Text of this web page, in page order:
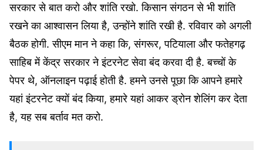
सरकार से बात करो और शांति रखो. किसान संगठन से भी शांति
रखने का आश्वासन लिया है, उन्होंने शांति रखी है. रविवार को अगली
बैठक होगी. सीएम मान ने कहा कि, संगरूर, पटियाला और फतेहगढ़
साहिब में केंद्र सरकार ने इंटरनेट सेवा बंद करवा दी है. बच्चों के
पेपर थे, ऑनलाइन पढ़ाई होती है. हमने उनसे पूछा कि आपने हमारे
यहां इंटरनेट क्यों बंद किया, हमारे यहां आकर ड्रोन शेलिंग कर देता
है, यह सब बर्ताव मत करो.